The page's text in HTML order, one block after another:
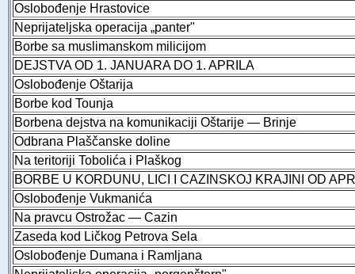
Oslobođenje Hrastovice
Neprijateljska operacija „panter"
Borbe sa muslimanskom milicijom
DEJSTVA OD 1. JANUARA DO 1. APRILA
Oslobođenje Oštarija
Borbe kod Tounja
Borbena dejstva na komunikaciji Oštarije — Brinje
Odbrana Plaščanske doline
Na teritoriji Tobolića i Plaškog
BORBE U KORDUNU, LICI I CAZINSKOJ KRAJINI OD
Oslobođenje Vukmanića
Na pravcu Ostrožac — Cazin
Zaseda kod Ličkog Petrova Sela
Oslobođenje Dumana i Ramljana